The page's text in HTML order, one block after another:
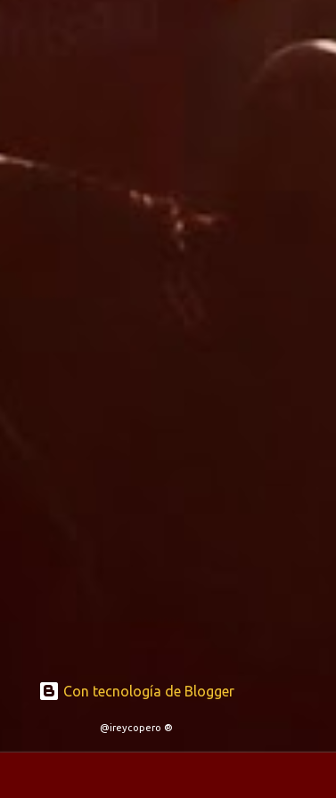
Con tecnología de Blogger
@ireycopero ®